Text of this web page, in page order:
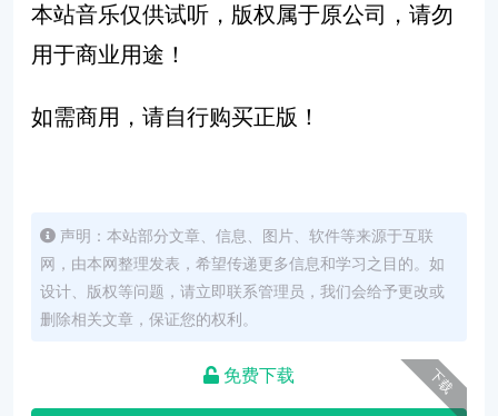
本站音乐仅供试听，版权属于原公司，请勿
用于商业用途！
如需商用，请自行购买正版！
声明：本站部分文章、信息、图片、软件等来源于互联
网，由本网整理发表，希望传递更多信息和学习之目的。如
设计、版权等问题，请立即联系管理员，我们会给予更改或
删除相关文章，保证您的权利。
下载
免费下载